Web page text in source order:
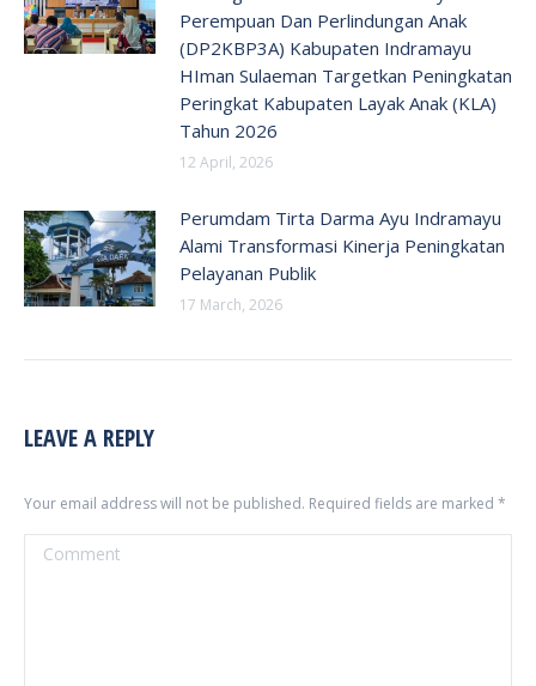
Perempuan Dan Perlindungan Anak
(DP2KBP3A) Kabupaten Indramayu
HIman Sulaeman Targetkan Peningkatan
Peringkat Kabupaten Layak Anak (KLA)
Tahun 2026
12 April, 2026
Perumdam Tirta Darma Ayu Indramayu
Alami Transformasi Kinerja Peningkatan
Pelayanan Publik
17 March, 2026
LEAVE A REPLY
Your email address will not be published. Required fields are marked *
Comment